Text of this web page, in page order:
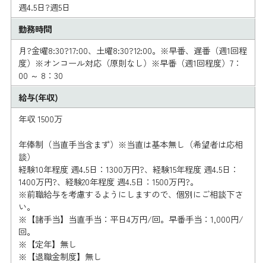
週4.5日?週5日
勤務時間
月?金曜8:30?17:00、土曜8:30?12:00。※早番、遅番（週1回程
度）※オンコール対応（原則なし）※早番（週1回程度）7：
00 ～ 8：30
給与(年収)
年収 1500万
年俸制（当直手当含まず）※当直は基本無し（希望者は応相
談）
経験10年程度 週4.5日：1300万円?、経験15年程度 週4.5日：
1400万円?、経験20年程度 週4.5日：1500万円?。
※前職給与を考慮するようにしますので、個別にご相談下さ
い。
※【諸手当】当直手当：平日4万円/回。早番手当：1,000円/
回。
※【定年】無し
※【退職金制度】無し